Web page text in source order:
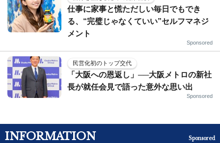
仕事に家事と慌ただしい毎日でもでき
る、“完璧じゃなくていい”セルフマネジ
メント
Sponsored
民営化初のトップ交代
「大阪への恩返し」──大阪メトロの新社
長が就任会見で語った意外な思い出
Sponsored
INFORMATION Sponsored